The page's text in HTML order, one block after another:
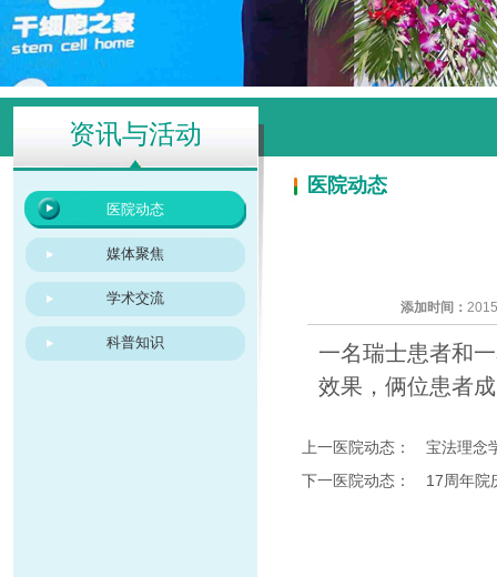
资讯与活动
医院动态
媒体聚焦
学术交流
科普知识
医院动态
添加时间：
一名瑞士患者和
效果，俩位患者
上一医院动态： 宝法理念
下一医院动态： 17周年院